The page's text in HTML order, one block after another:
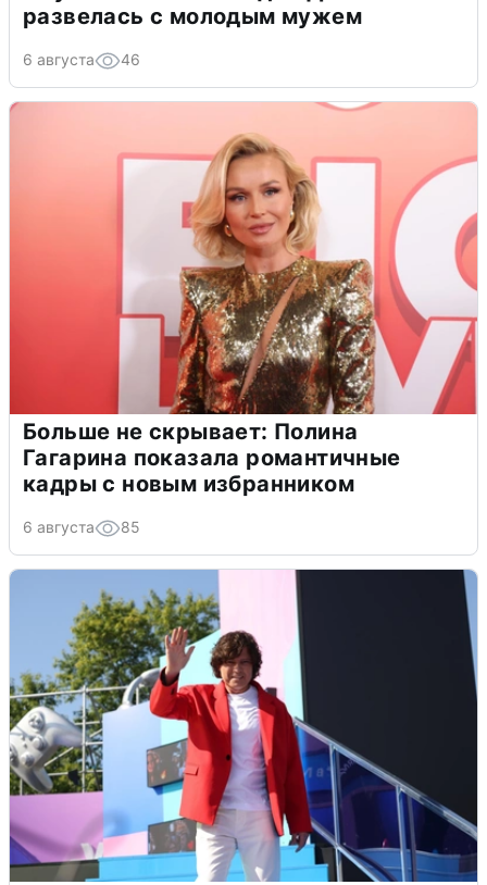
развелась с молодым мужем
6 августа 46
Больше не скрывает: Полина
Гагарина показала романтичные
кадры с новым избранником
6 августа 85